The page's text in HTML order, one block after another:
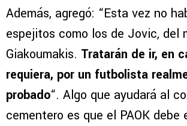
Además, agregó: “Esta vez no
espejitos como los de Jovic, del
Giakoumakis. Tratarán de ir, en
requiera, por un futbolista
probado“. Algo que ayudará al
cementero es que el PAOK debe